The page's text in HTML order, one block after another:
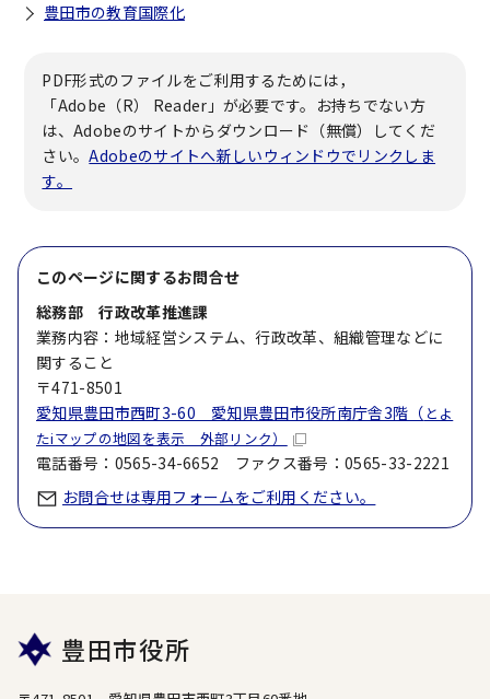
豊田市の教育国際化
PDF形式のファイルをご利用するためには，
「Adobe（R） Reader」が必要です。お持ちでない方
は、Adobeのサイトからダウンロード（無償）してくだ
さい。Adobeのサイトへ新しいウィンドウでリンクしま
す。
このページに関するお問合せ
総務部 行政改革推進課
業務内容：地域経営システム、行政改革、組織管理などに
関すること
〒471-8501
愛知県豊田市西町3-60 愛知県豊田市役所南庁舎3階（ とよ
たiマップの地図を表示 外部リンク）
電話番号：0565-34-6652 ファクス番号：0565-33-2221
お問合せは専用フォームをご利用ください。
豊田市役所